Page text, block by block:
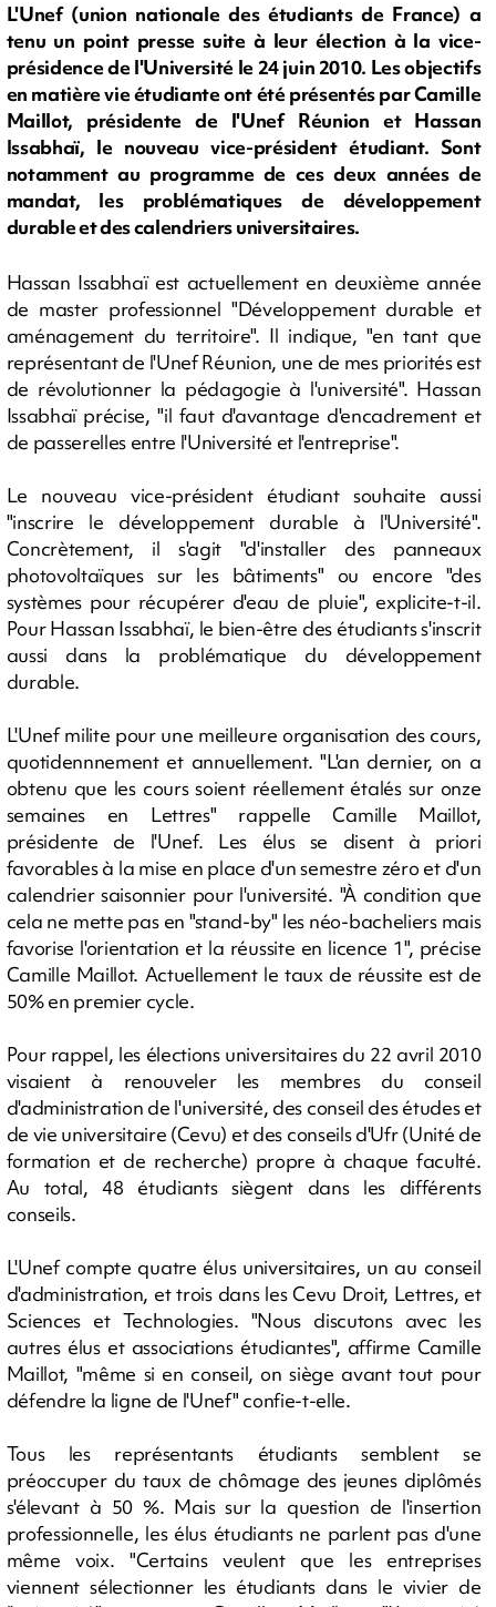
L'Unef (union nationale des étudiants de France) a
tenu un point presse suite à leur élection à la vice-
présidence de l'Université le 24 juin 2010. Les objectifs
en matière vie étudiante ont été présentés par Camille
Maillot, présidente de l'Unef Réunion et Hassan
Issabhaï, le nouveau vice-président étudiant. Sont
notamment au programme de ces deux années de
mandat, les problématiques de développement
durable et des calendriers universitaires.
Hassan Issabhaï est actuellement en deuxième année
de master professionnel "Développement durable et
aménagement du territoire". Il indique, "en tant que
représentant de l'Unef Réunion, une de mes priorités est
de révolutionner la pédagogie à l'université". Hassan
Issabhaï précise, "il faut d'avantage d'encadrement et
de passerelles entre l'Université et l'entreprise".
Le nouveau vice-président étudiant souhaite aussi
"inscrire le développement durable à l'Université".
Concrètement, il s'agit "d'installer des panneaux
photovoltaïques sur les bâtiments" ou encore "des
systèmes pour récupérer d'eau de pluie", explicite-t-il.
Pour Hassan Issabhaï, le bien-être des étudiants s'inscrit
aussi dans la problématique du développement
durable.
L'Unef milite pour une meilleure organisation des cours,
quotidennnement et annuellement. "L'an dernier, on a
obtenu que les cours soient réellement étalés sur onze
semaines en Lettres" rappelle Camille Maillot,
présidente de l'Unef. Les élus se disent à priori
favorables à la mise en place d'un semestre zéro et d'un
calendrier saisonnier pour l'université. "À condition que
cela ne mette pas en "stand-by" les néo-bacheliers mais
favorise l'orientation et la réussite en licence 1", précise
Camille Maillot. Actuellement le taux de réussite est de
50% en premier cycle.
Pour rappel, les élections universitaires du 22 avril 2010
visaient à renouveler les membres du conseil
d'administration de l'université, des conseil des études et
de vie universitaire (Cevu) et des conseils d'Ufr (Unité de
formation et de recherche) propre à chaque faculté.
Au total, 48 étudiants siègent dans les différents
conseils.
L'Unef compte quatre élus universitaires, un au conseil
d'administration, et trois dans les Cevu Droit, Lettres, et
Sciences et Technologies. "Nous discutons avec les
autres élus et associations étudiantes", affirme Camille
Maillot, "même si en conseil, on siège avant tout pour
défendre la ligne de l'Unef" confie-t-elle.
Tous les représentants étudiants semblent se
préoccuper du taux de chômage des jeunes diplômés
s'élevant à 50 %. Mais sur la question de l'insertion
professionnelle, les élus étudiants ne parlent pas d'une
même voix. "Certains veulent que les entreprises
viennent sélectionner les étudiants dans le vivier de